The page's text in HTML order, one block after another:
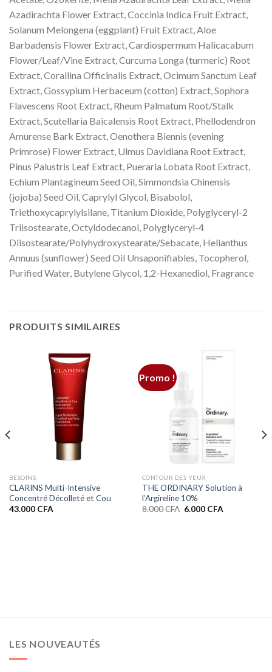
Azadirachta Flower Extract, Coccinia Indica Fruit Extract,
Solanum Melongena (eggplant) Fruit Extract, Aloe
Barbadensis Flower Extract, Cardiospermum Halicacabum
Flower/Leaf/Vine Extract, Curcuma Longa (turmeric) Root
Extract, Corallina Officinalis Extract, Ocimum Sanctum Leaf
Extract, Gossypium Herbaceum (cotton) Extract, Sophora
Flavescens Root Extract, Rheum Palmatum Root/Stalk
Extract, Scutellaria Baicalensis Root Extract, Phellodendron
Amurense Bark Extract, Oenothera Biennis (evening
Primrose) Flower Extract, Ulmus Davidiana Root Extract,
Pinus Palustris Leaf Extract, Pueraria Lobata Root Extract,
Echium Plantagineum Seed Oil, Simmondsia Chinensis
(jojoba) Seed Oil, Caprylyl Glycol, Bisabolol,
Triethoxycaprylylsilane, Titanium Dioxide, Polyglyceryl-2
Triisostearate, Octyldodecanol, Polyglyceryl-4
Diisostearate/Polyhydroxystearate/Sebacate, Helianthus
Annuus (sunflower) Seed Oil Unsaponifiables, Tocopherol,
Purified Water, Butylene Glycol, 1,2-Hexanediol, Fragrance
PRODUITS SIMILAIRES
BESOINS
CLARINS Multi-Intensive
Concentré Décolleté et Cou
43.000 CFA
Promo !
CONTOUR DES YEUX
THE ORDINARY Solution à
l’Argireline 10%
8.000CFA Le
6.000 CFALe
LES NOUVEAUTÉS